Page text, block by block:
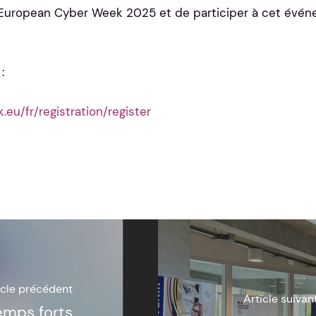
Cyber Week 2025 et de participer à cet
fr/registration/register
précédent
Article